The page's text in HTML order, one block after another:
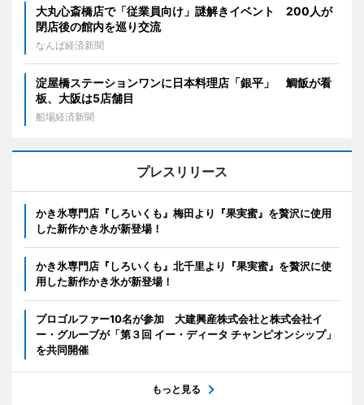
大丸心斎橋店で「従業員向け」謎解きイベント 200人が
閉店後の館内を巡り交流
なんば経済新聞
淀屋橋ステーションワンに日本料理店「銀平」 鯛飯が看
板、大阪は5店舗目
船場経済新聞
プレスリリース
かき氷専門店『しろいくも』梅田より『果実蜜』を贅沢に使用
した新作かき氷が新登場！
かき氷専門店『しろいくも』北千里より『果実蜜』を贅沢に使
用した新作かき氷が新登場！
プロゴルファー10名が参加 大建興産株式会社と株式会社イ
ー・グルーブが「第３回 イー・ディータ チャンピオンシップ」
を共同開催
もっと見る